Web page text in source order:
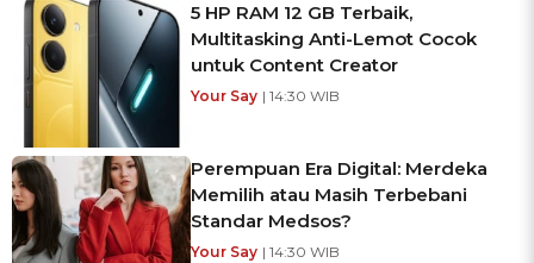
5 HP RAM 12 GB Terbaik,
Multitasking Anti-Lemot Cocok
untuk Content Creator
Your Say | 14:30 WIB
Perempuan Era Digital: Merdeka
Memilih atau Masih Terbebani
Standar Medsos?
Your Say | 14:30 WIB